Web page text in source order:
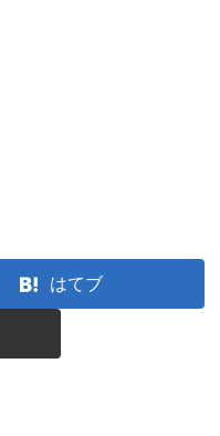
はてブ